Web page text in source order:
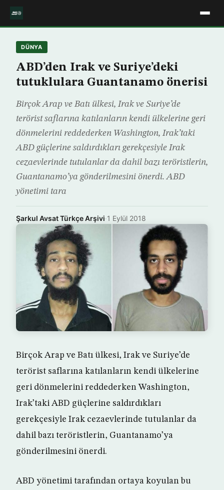
DÜNYA
ABD’den Irak ve Suriye’deki
tutuklulara Guantanamo önerisi
Birçok Arap ve Batı ülkesi, Irak ve Suriye’de
terörist saflarına katılanların kendi ülkelerine geri
dönmelerini reddederken Washington, Irak’taki
ABD güçlerine saldırdıkları gerekçesiyle Irak
cezaevlerinde tutulanlar da dahil bazı teröristlerin,
Guantanamo’ya gönderilmesini önerdi. ABD
yönetimi tara
Şarkul Avsat Türkçe Arşivi·1 Eylül 2018
Birçok Arap ve Batı ülkesi, Irak ve Suriye’de
terörist saflarına katılanların kendi ülkelerine
geri dönmelerini reddederken Washington,
Irak’taki ABD güçlerine saldırdıkları
gerekçesiyle Irak cezaevlerinde tutulanlar da
dahil bazı teröristlerin, Guantanamo’ya
gönderilmesini önerdi.
ABD yönetimi tarafından ortaya koyulan bu